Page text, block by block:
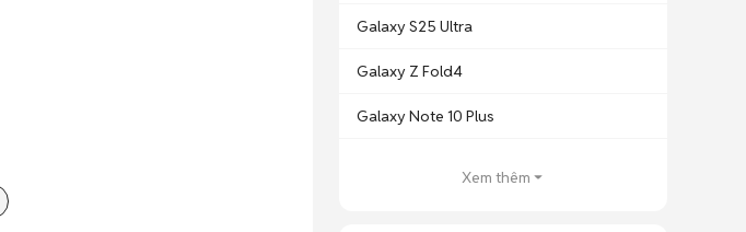
Galaxy S25 Ultra
Galaxy Z Fold4
Galaxy Note 10 Plus
Xem thêm